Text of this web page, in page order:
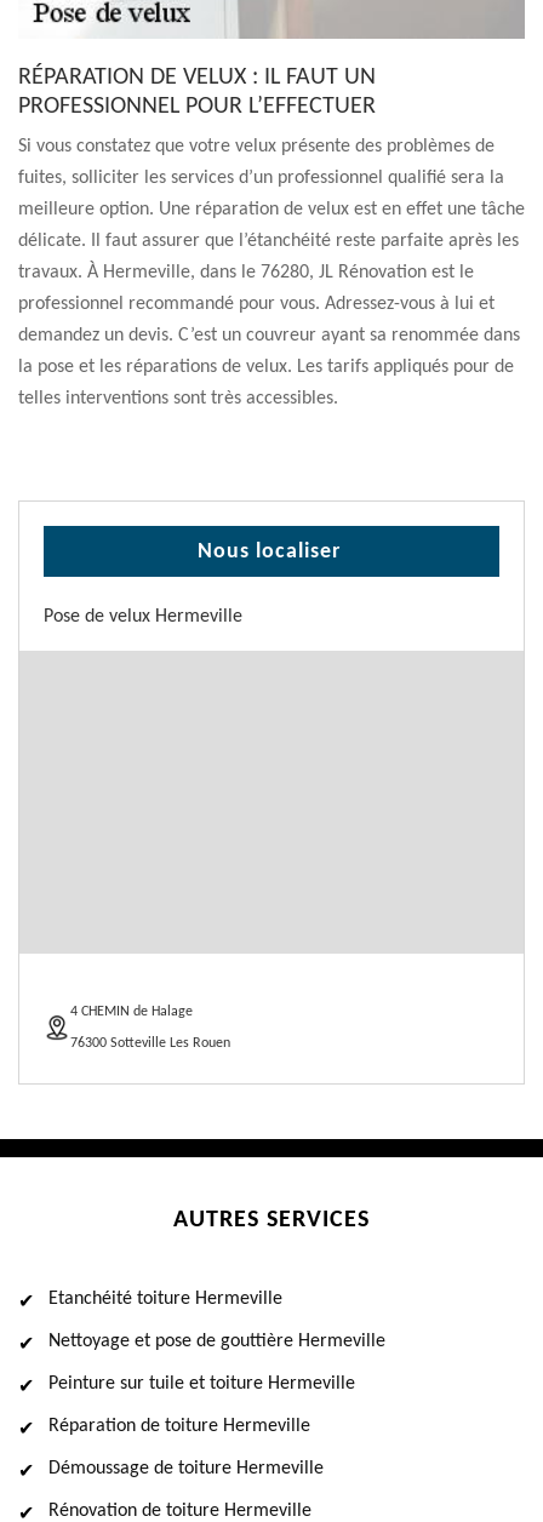
RÉPARATION DE VELUX : IL FAUT UN
PROFESSIONNEL POUR L’EFFECTUER
Si vous constatez que votre velux présente des problèmes de
fuites, solliciter les services d’un professionnel qualifié sera la
meilleure option. Une réparation de velux est en effet une tâche
délicate. Il faut assurer que l’étanchéité reste parfaite après les
travaux. À Hermeville, dans le 76280, JL Rénovation est le
professionnel recommandé pour vous. Adressez-vous à lui et
demandez un devis. C’est un couvreur ayant sa renommée dans
la pose et les réparations de velux. Les tarifs appliqués pour de
telles interventions sont très accessibles.
Nous localiser
Pose de velux Hermeville
4 CHEMIN de Halage
76300 Sotteville Les Rouen
AUTRES SERVICES
Etanchéité toiture Hermeville
Nettoyage et pose de gouttière Hermeville
Peinture sur tuile et toiture Hermeville
Réparation de toiture Hermeville
Démoussage de toiture Hermeville
Rénovation de toiture Hermeville